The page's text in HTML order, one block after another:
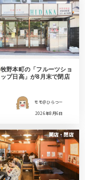
牧野本町の「フルーツショ
ップ日高」が8月末で閉店
モモ＠ひらつー
2026年8月6日
開店・閉店